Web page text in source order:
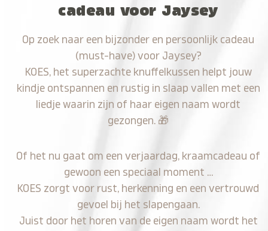
cadeau voor Jaysey
Op zoek naar een bijzonder en persoonlijk cadeau
(must-have) voor Jaysey?
KOES, het superzachte knuffelkussen helpt jouw
kindje ontspannen en rustig in slaap vallen met een
liedje waarin zijn of haar eigen naam wordt
gezongen. 🎁
Of het nu gaat om een verjaardag, kraamcadeau of
gewoon een speciaal moment …
KOES zorgt voor rust, herkenning en een vertrouwd
gevoel bij het slapengaan.
Juist door het horen van de eigen naam wordt het